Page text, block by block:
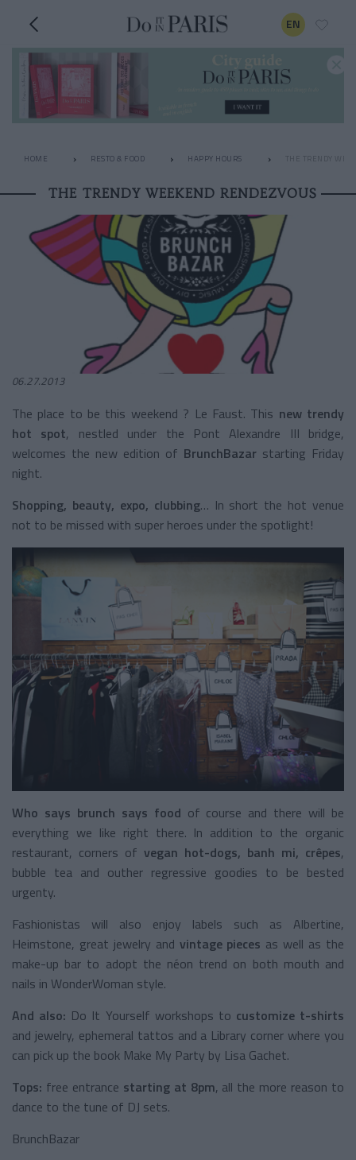
EN
HOME RESTO & FOOD HAPPY HOURS THE TRENDY
THE TRENDY WEEKEND RENDEZVOUS
06.27.2013
The place to be this weekend ? Le Faust. This new trendy
hot spot, nestled under the Pont Alexandre III bridge,
welcomes the new edition of BrunchBazar starting Friday
night.
Shopping, beauty, expo, clubbing… In short the hot venue
not to be missed with super heroes under the spotlight!
Who says brunch says food of course and there will be
everything we like right there. In addition to the organic
restaurant, corners of vegan hot-dogs, banh mi, crêpes,
bubble tea and outher regressive goodies to be bested
urgenty.
Fashionistas will also enjoy labels such as Albertine,
Heimstone, great jewelry and vintage pieces as well as the
make-up bar to adopt the néon trend on both mouth and
nails in WonderWoman style.
And also: Do It Yourself workshops to customize t-shirts
and jewelry, ephemeral tattos and a Library corner where you
can pick up the book Make My Party by Lisa Gachet.
Tops: free entrance starting at 8pm, all the more reason to
dance to the tune of DJ sets.
BrunchBazar